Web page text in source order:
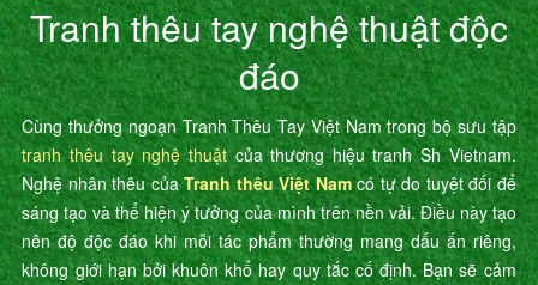
Tranh thêu tay nghệ thuật độc
đáo
Cùng thưởng ngoạn Tranh Thêu Tay Việt Nam trong bộ sưu tập
tranh thêu tay nghệ thuậtcủa thương hiệu tranh Sh Vietnam.
Nghệ nhân thêu củaTranh thêu Việt Namcó tự do tuyệt đối để
sáng tạo và thể hiện ý tưởng của mình trên nền vải. Điều này tạo
nên độ độc đáo khi mỗi tác phẩm thường mang dấu ấn riêng,
không giới hạn bởi khuôn khổ hay quy tắc cố định. Bạn sẽ cảm